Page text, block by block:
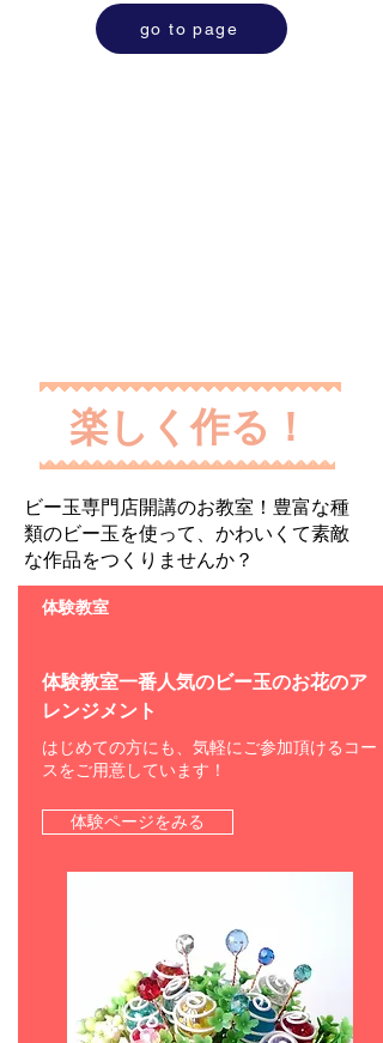
go to page
​楽しく作る！
ビー玉専門店開講のお教室！豊富な種
類のビー玉を使って、かわいくて素敵
な作品をつくりませんか？
​体験教室
体験教室一番人気のビー玉のお花のア
レンジメント
はじめての方にも、気軽にご参加頂けるコー
スをご用意しています！
体験ページをみる